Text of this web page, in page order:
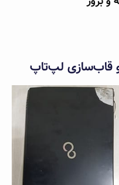
و قاب‌سازی لپ‌تاپ